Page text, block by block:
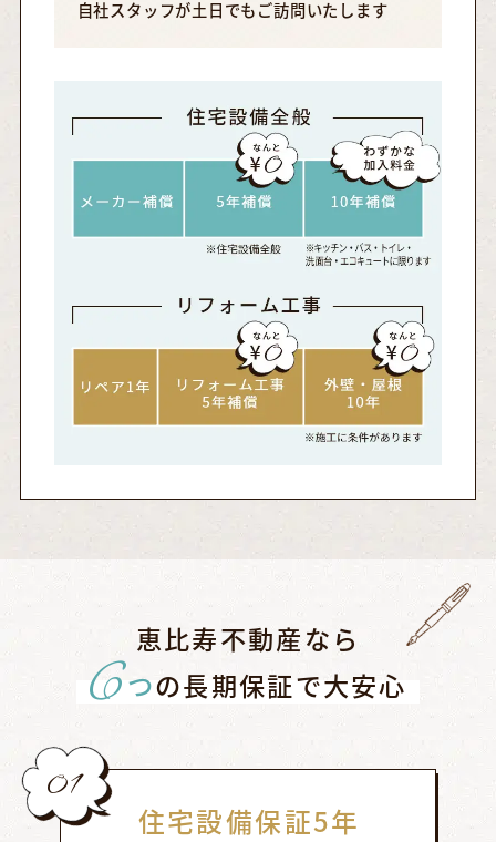
自社スタッフが土日でもご訪問いたします
恵比寿不動産なら
6つの長期保証で大安心
01
住宅設備保証5年